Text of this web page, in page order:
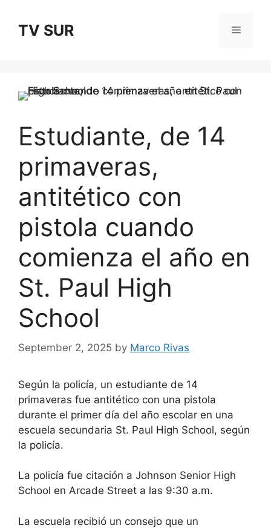
contentTV SUR Menu
Estudiante, de 14
primaveras,
antitético con
pistola cuando
comienza el año en
St. Paul High
School
September 2, 2025 by Marco Rivas
Según la policía, un estudiante de 14
primaveras fue antitético con una pistola
durante el primer día del año escolar en una
escuela secundaria St. Paul High School, según
la policía.
La policía fue citación a Johnson Senior High
School en Arcade Street a las 9:30 a.m.
La escuela recibió un consejo que un